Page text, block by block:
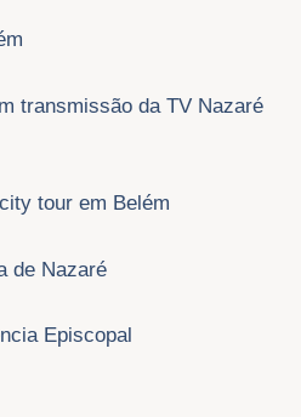
transmissão da TV Nazaré
tour em Belém
de Nazaré
Episcopal